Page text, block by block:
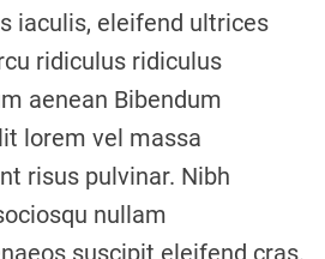
iaculis, eleifend ultrices
ridiculus ridiculus
aenean Bibendum
lorem vel massa
risus pulvinar. Nibh
nullam
suscipit eleifend cras.